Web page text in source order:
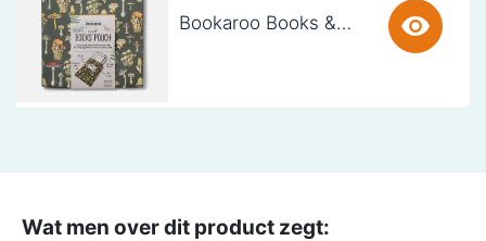
Bookaroo Books & Stuff Pouch - Botanical
Wat men over dit product zegt: